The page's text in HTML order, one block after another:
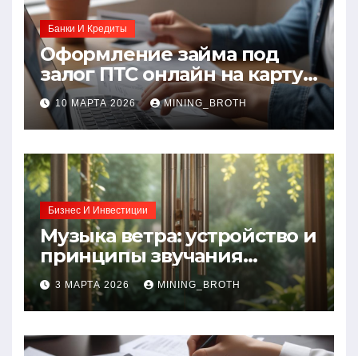
Банки И Кредиты
Оформление займа под
залог ПТС онлайн на карту
без визита в офис: порядок,
требования и документы
10 МАРТА 2026 MINING_BROTH
Бизнес И Инвестиции
Музыка ветра: устройство и
принципы звучания
колокольчиков
3 МАРТА 2026 MINING_BROTH